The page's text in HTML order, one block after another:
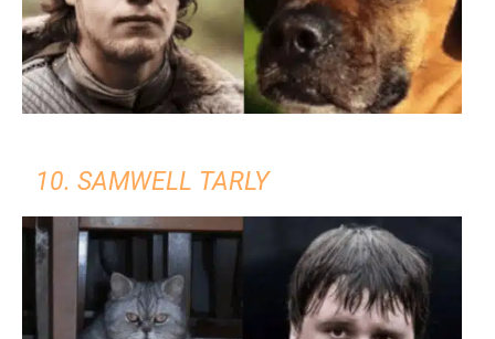
10. SAMWELL TARLY